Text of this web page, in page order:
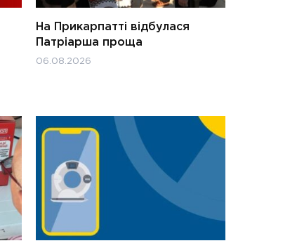
На Прикарпатті відбулася
Патріарша проща
06.08.2026